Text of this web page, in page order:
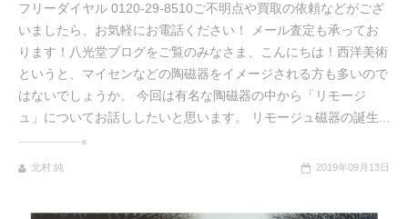
フリーダイヤル 0120-29-8510ご不明点や買取の依頼などがござ
いましたら、お気軽にお電話ください！ メール査定も承ってお
ります！八光堂ブログをご覧のみなさま、こんにちは！西洋美術
というと、マイセンなどの陶磁器をイメージされる方も多いので
はないでしょうか。 今回は有名な陶磁器の中から「リモージ
ュ」についてお話ししたいと思います。 リモージュ磁器の誕生...
北村 純 2019年09月13日